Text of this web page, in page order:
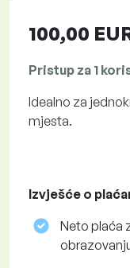
100,00
Pristup za 1
Idealno za
mjesta.
Izvješće o
Neto plaća